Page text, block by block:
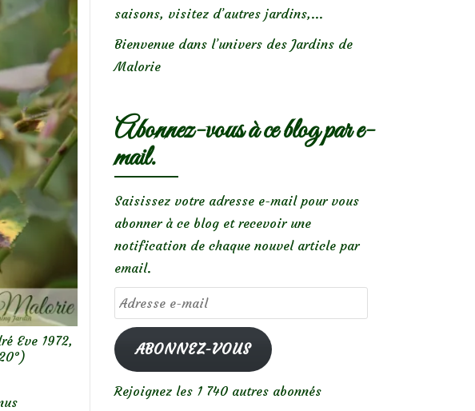
Eve 1972,
saisons, visitez d’autres jardins,...
Bienvenue dans l’univers des Jardins de
Malorie
Abonnez-vous à ce blog par e-
mail.
Saisissez votre adresse e-mail pour vous
abonner à ce blog et recevoir une
notification de chaque nouvel article par
email.
Adresse
e-
mailABONNEZ-VOUS
Rejoignez les 1 740 autres abonnés